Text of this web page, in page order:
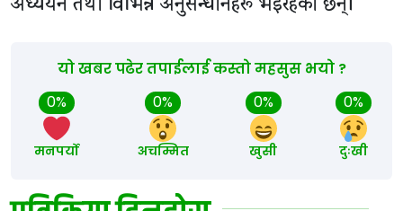
अध्ययन तथा विभिन्न अनुसन्धानहरू भइरहेका छन्।
यो खबर पढेर तपाईलाई कस्तो महसुस भयो ?
0%
मनपर्यो
0%
अचम्मित
0%
खुसी
0%
दुःखी